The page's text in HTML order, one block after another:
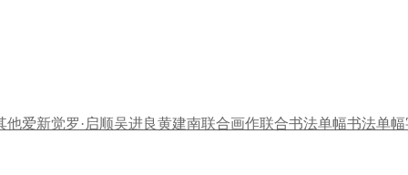
他爱新觉罗·启顺吴进良黄建南联合画作联合书法单幅书法单